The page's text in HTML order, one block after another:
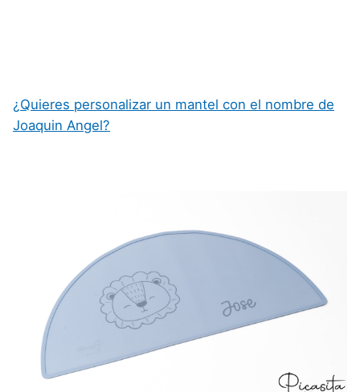
¿Quieres personalizar un mantel con el nombre de
Joaquin Angel?